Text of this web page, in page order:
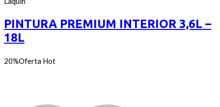
of
desde
$590
PINTURA PREMIUM INTERIOR 3,6L –
18L
20%Oferta Hot